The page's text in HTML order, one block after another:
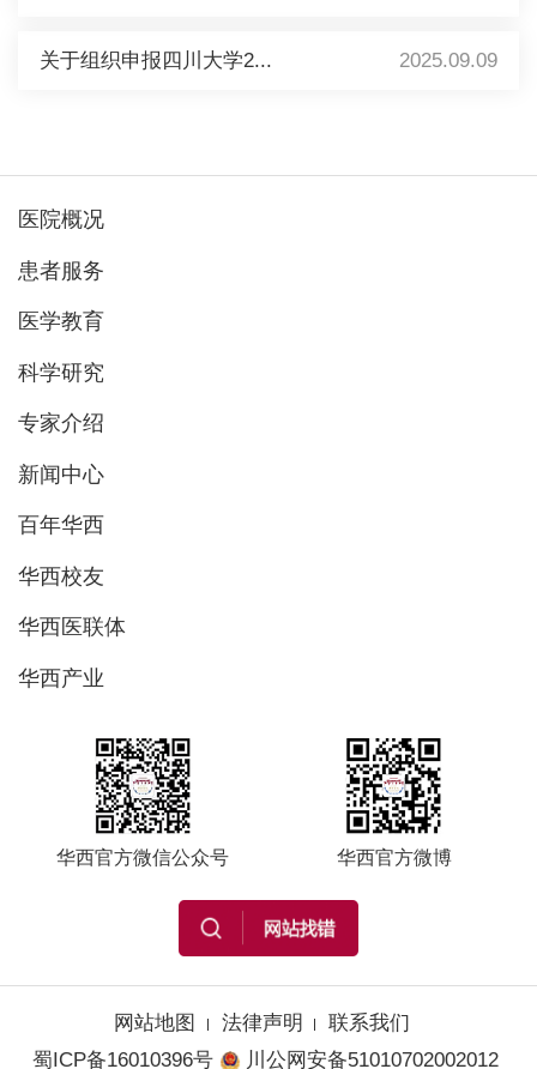
关于组织申报四川大学2... 2025.09.09
医院概况
患者服务
医学教育
科学研究
专家介绍
新闻中心
百年华西
华西校友
华西医联体
华西产业
华西官方微信公众号 华西官方微博
网站地图 法律声明
联系我们
蜀ICP备16010396号
川公网安备51010702002012